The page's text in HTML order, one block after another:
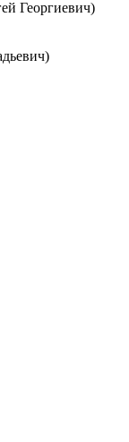
Георгиевич)